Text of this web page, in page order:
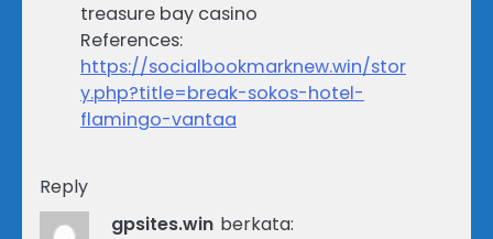
treasure bay casino
References:
https://socialbookmarknew.win/stor
y.php?title=break-sokos-hotel-
flamingo-vantaa
Reply
gpsites.win berkata: